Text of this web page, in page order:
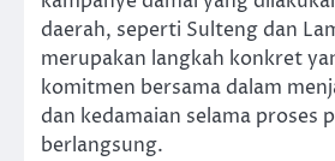
daerah, seperti Sulteng dan
merupakan langkah konkret
komitmen bersama dalam
dan kedamaian selama proses
berlangsung.